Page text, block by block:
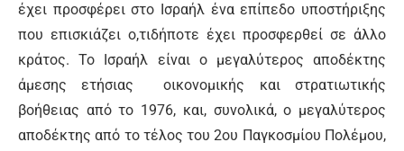
έχει προσφέρει στο Ισραήλ ένα επίπεδο υποστήριξης
που επισκιάζει ο,τιδήποτε έχει προσφερθεί σε άλλο
κράτος. Το Ισραήλ είναι ο μεγαλύτερος αποδέκτης
άμεσης ετήσιας οικονομικής και στρατιωτικής
βοήθειας από το 1976, και, συνολικά, ο μεγαλύτερος
αποδέκτης από το τέλος του 2ου Παγκοσμίου Πολέμου,